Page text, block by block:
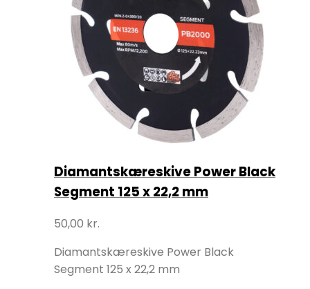
Diamantskæreskive Power Black
Segment 125 x 22,2 mm
50,00 kr.
Diamantskæreskive Power Black
Segment 125 x 22,2 mm